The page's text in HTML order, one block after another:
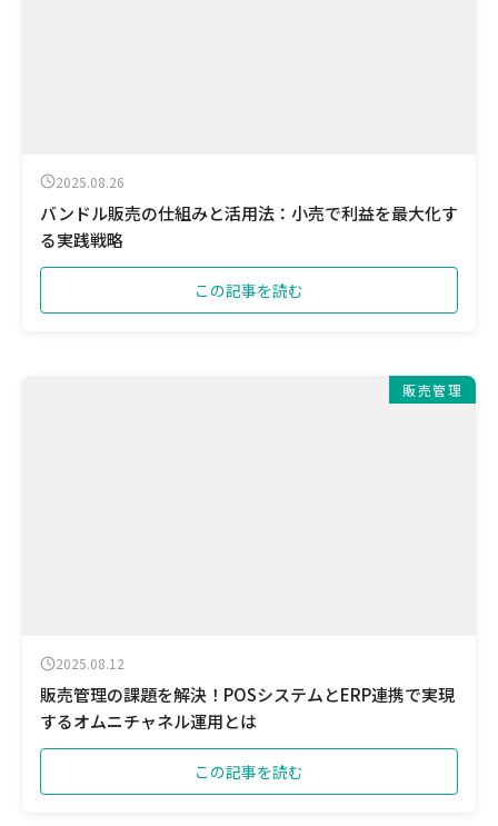
2025.08.26
バンドル販売の仕組みと活用法：小売で利益を最大化す
る実践戦略
この記事を読む
販売管理
2025.08.12
販売管理の課題を解決！POSシステムとERP連携で実現
するオムニチャネル運用とは
この記事を読む